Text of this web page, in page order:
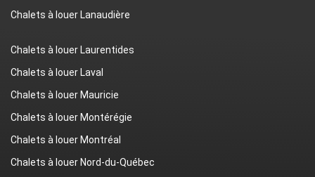
Chalets à louer Lanaudière
Chalets à louer Laurentides
Chalets à louer Laval
Chalets à louer Mauricie
Chalets à louer Montérégie
Chalets à louer Montréal
Chalets à louer Nord-du-Québec